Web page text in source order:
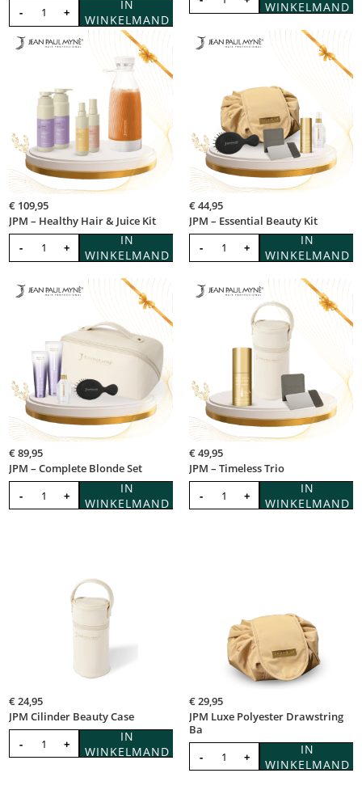
- +
IN
WINKELMAND
WINKELMAND
JPM – Healthy Hair & Juice Kit
€ 109,95
- +
IN
WINKELMAND
JPM – Essential Beauty Kit
€44,95
- +
IN
WINKELMAND
JPM – Complete Blonde Set
€89,95
- +
IN
WINKELMAND
JPM – Timeless Trio
€49,95
- +
IN
WINKELMAND
JPM Cilinder Beauty Case
€24,95
- +
IN
WINKELMAND
JPM Luxe Polyester Drawstring
Ba
€29,95
- +
IN
WINKELMAND